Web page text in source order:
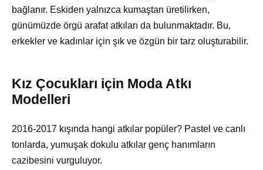
bağlanır. Eskiden yalnızca kumaştan üretilirken,
günümüzde örgü arafat atkıları da bulunmaktadır. Bu,
erkekler ve kadınlar için şık ve özgün bir tarz oluşturabilir.
Kız Çocukları için Moda Atkı
Modelleri
2016-2017 kışında hangi atkılar popüler? Pastel ve canlı
tonlarda, yumuşak dokulu atkılar genç hanımların
cazibesini vurguluyor.